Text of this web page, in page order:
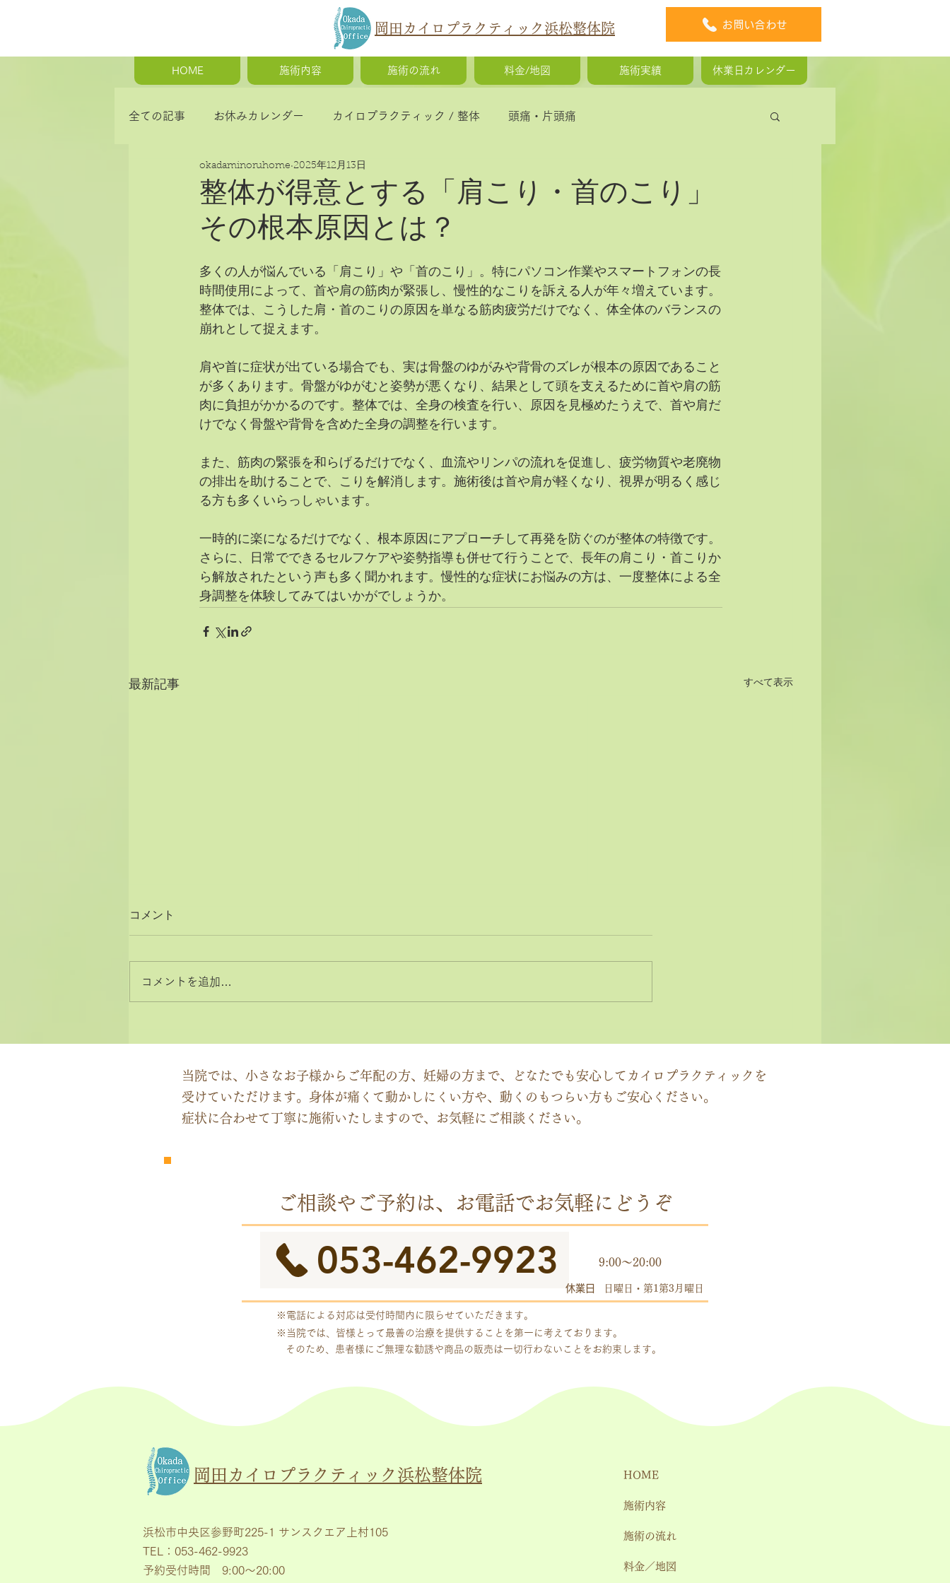
岡田カイロプラクティック浜松整体院 お問い合わせ
HOME 施術内容 施術の流れ 料金/地図 施術実績 休業日カレンダー
全ての記事 お休みカレンダー カイロプラクティック / 整体 頭痛・片頭痛
首の痛み・肩こり・背中の痛み 猫背・側弯症・姿勢の歪み
骨盤矯正・産後の骨盤矯正 慢性疲労・体調不良
整体が得意とする「肩こり・首のこり」
その根本原因とは？
okadaminoruhome 2025年12月13日
多くの人が悩んでいる「肩こり」や「首のこり」。特にパソコン作業やスマートフォンの長
時間使用によって、首や肩の筋肉が緊張し、慢性的なこりを訴える人が年々増えています。
整体では、こうした肩・首のこりの原因を単なる筋肉疲労だけでなく、体全体のバランスの
崩れとして捉えます。
肩や首に症状が出ている場合でも、実は骨盤のゆがみや背骨のズレが根本の原因であること
が多くあります。骨盤がゆがむと姿勢が悪くなり、結果として頭を支えるために首や肩の筋
肉に負担がかかるのです。整体では、全身の検査を行い、原因を見極めたうえで、首や肩だ
けでなく骨盤や背骨を含めた全身の調整を行います。
また、筋肉の緊張を和らげるだけでなく、血流やリンパの流れを促進し、疲労物質や老廃物
の排出を助けることで、こりを解消します。施術後は首や肩が軽くなり、視界が明るく感じ
る方も多くいらっしゃいます。
一時的に楽になるだけでなく、根本原因にアプローチして再発を防ぐのが整体の特徴です。
さらに、日常でできるセルフケアや姿勢指導も併せて行うことで、長年の肩こり・首こりか
ら解放されたという声も多く聞かれます。慢性的な症状にお悩みの方は、一度整体による全
身調整を体験してみてはいかがでしょうか。
最新記事 すべて表示
レンダー
脳のコミュニケーションを円
ーチする」カイロプラクティ
コメント
コメントを追加…
当院では、小さなお子様からご年配の方、妊婦の方まで、どなたでも安心してカイロプラクティックを
受けていただけます。身体が痛くて動かしにくい方や、動くのもつらい方もご安心ください。
症状に合わせて丁寧に施術いたしますので、お気軽にご相談ください。
ご相談やご予約は、お電話でお気軽にどうぞ
053-462-9923 9:00～20:00
休業日 日曜日・第1第3月曜日
※電話による対応は受付時間内に限らせていただきます。
※当院では、皆様とって最善の治療を提供することを第一に考えております。
そのため、患者様にご無理な勧誘や商品の販売は一切行わないことをお約束します。
岡田カイロプラクティック浜松整体院
浜松市中央区参野町225-1 サンスクエア上村105
TEL：053-462-9923
予約受付時間 9:00～20:00
HOME
施術内容
施術の流れ
料金／地図